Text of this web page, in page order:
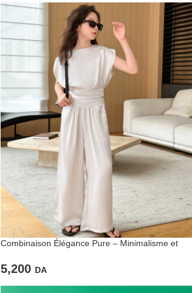
Combinaison Élégance Pure – Minimalisme et
5,200 DA